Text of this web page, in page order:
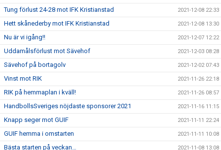
Tung förlust 24-28 mot IFK Kristianstad 2021-12-08 22:33
Hett skånederby mot IFK Kristianstad 2021-12-08 13:30
Nu är vi igång!! 2021-12-07 12:22
Uddamålsförlust mot Sävehof 2021-12-03 08:28
Sävehof på bortagolv 2021-12-02 07:43
Vinst mot RIK 2021-11-26 22:18
RIK på hemmaplan i kväll! 2021-11-26 08:57
HandbollsSveriges nöjdaste sponsorer 2021 2021-11-16 11:15
Knapp seger mot GUIF 2021-11-11 22:24
GUIF hemma i omstarten 2021-11-11 10:08
Bästa starten på veckan… 2021-11-08 13:08